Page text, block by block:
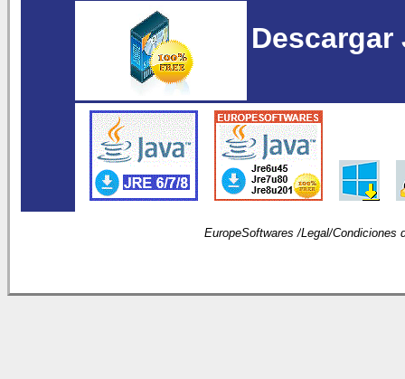
EuropeSoftwares /Legal/Condiciones